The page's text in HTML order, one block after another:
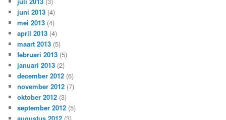
juni 2013 (4)
mei 2013 (4)
april 2013 (4)
maart 2013 (5)
februari 2013 (5)
januari 2013 (2)
december 2012 (6)
november 2012 (7)
oktober 2012 (3)
september 2012 (5)
augustus 2012 (3)